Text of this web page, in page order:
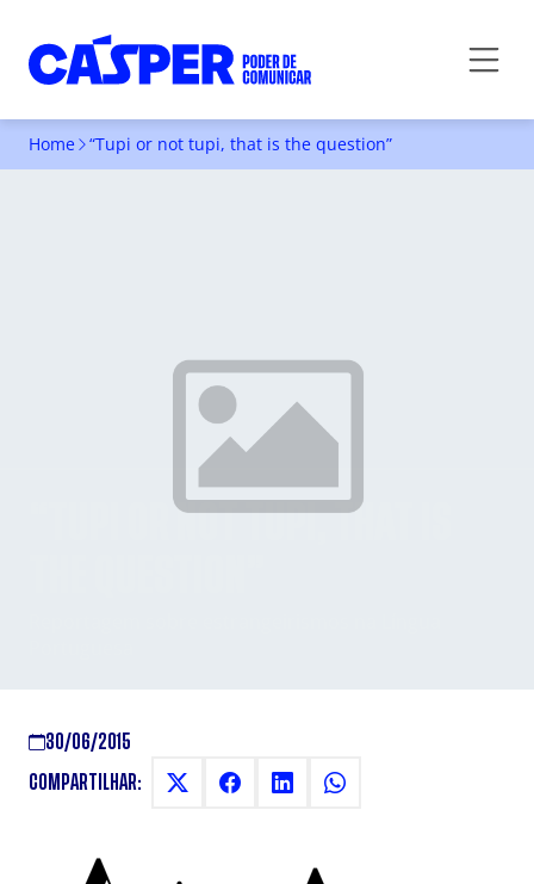
Home “Tupi or not tupi, that is the question”
“TUPI OR NOT TUPI, THAT IS
30/06/2015
COMPARTILHAR: